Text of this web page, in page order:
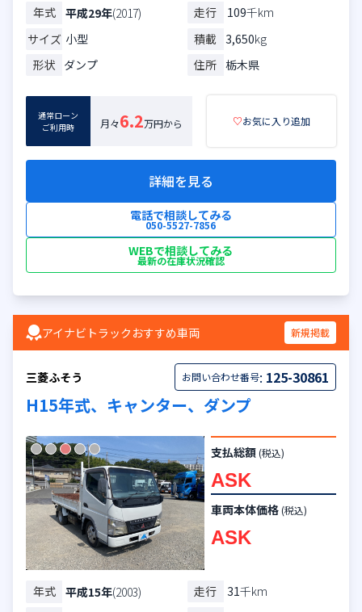
年式 平成29年(2017) 走行 109千km
サイズ 小型 積載 3,650kg
形状 ダンプ 住所 栃木県
通常ローン
ご利用時
月々6.2万円から ♡お気に入り追加
詳細を見る
電話で相談してみる
050-5527-7856
WEBで相談してみる
最新の在庫状況確認
アイナビトラックおすすめ車両 新規掲載
三菱ふそう お問い合わせ番号: 125-30861
H15年式、キャンター、ダンプ
支払総額 (税込)
ASK
車両本体価格 (税込)
ASK
年式 平成15年(2003) 走行 31千km